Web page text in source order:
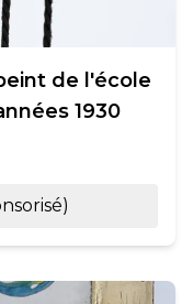
de l'école
1930